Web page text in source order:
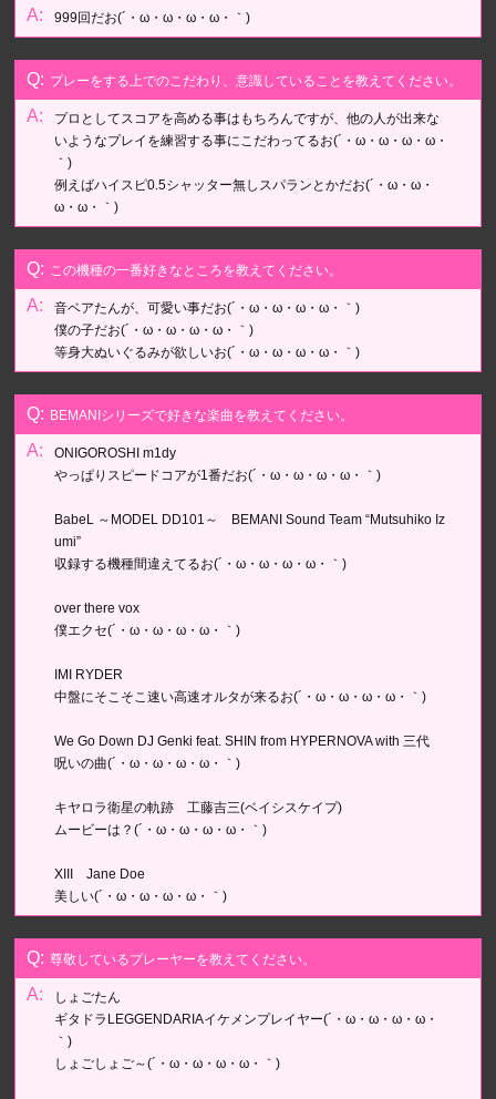
999回だお(´・ω・ω・ω・ω・｀)
プレーをする上でのこだわり、意識していることを教えてください。
プロとしてスコアを高める事はもちろんですが、他の人が出来な
いようなプレイを練習する事にこだわってるお(´・ω・ω・ω・ω・
｀)
例えばハイスピ0.5シャッター無しスパランとかだお(´・ω・ω・
ω・ω・｀)
この機種の一番好きなところを教えてください。
音ベアたんが、可愛い事だお(´・ω・ω・ω・ω・｀)
僕の子だお(´・ω・ω・ω・ω・｀)
等身大ぬいぐるみが欲しいお(´・ω・ω・ω・ω・｀)
BEMANIシリーズで好きな楽曲を教えてください。
ONIGOROSHI m1dy
やっぱりスピードコアが1番だお(´・ω・ω・ω・ω・｀)
BabeL ～MODEL DD101～ BEMANI Sound Team “Mutsuhiko Iz
umi”
収録する機種間違えてるお(´・ω・ω・ω・ω・｀)
over there vox
僕エクセ(´・ω・ω・ω・ω・｀)
IMI RYDER
中盤にそこそこ速い高速オルタが来るお(´・ω・ω・ω・ω・｀)
We Go Down DJ Genki feat. SHIN from HYPERNOVA with 三代
呪いの曲(´・ω・ω・ω・ω・｀)
キヤロラ衛星の軌跡 工藤吉三(ベイシスケイプ)
ムービーは？(´・ω・ω・ω・ω・｀)
XIII Jane Doe
美しい(´・ω・ω・ω・ω・｀)
尊敬しているプレーヤーを教えてください。
しょごたん
ギタドラLEGGENDARIAイケメンプレイヤー(´・ω・ω・ω・ω・
｀)
しょごしょご～(´・ω・ω・ω・ω・｀)